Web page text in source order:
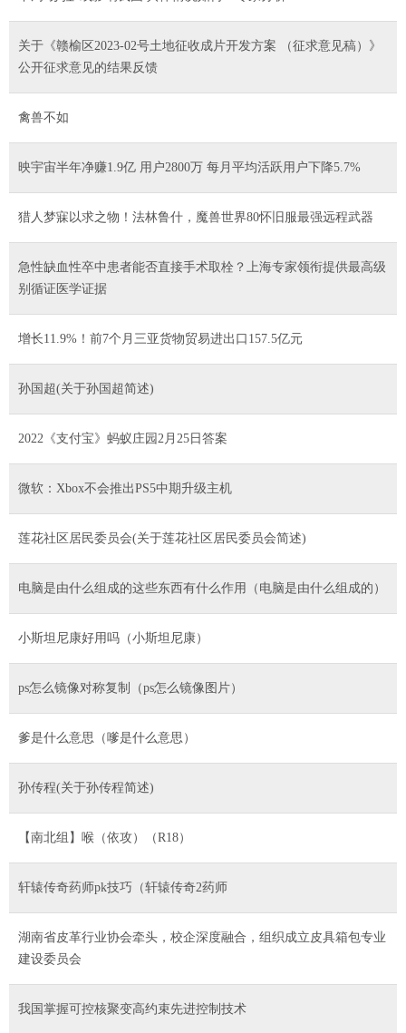
关于《赣榆区2023-02号土地征收成片开发方案 （征求意见稿）》
公开征求意见的结果反馈
禽兽不如
映宇宙半年净赚1.9亿 用户2800万 每月平均活跃用户下降5.7%
猎人梦寐以求之物！法林鲁什，魔兽世界80怀旧服最强远程武器
急性缺血性卒中患者能否直接手术取栓？上海专家领衔提供最高级
别循证医学证据
增长11.9%！前7个月三亚货物贸易进出口157.5亿元
孙国超(关于孙国超简述)
2022《支付宝》蚂蚁庄园2月25日答案
微软：Xbox不会推出PS5中期升级主机
莲花社区居民委员会(关于莲花社区居民委员会简述)
电脑是由什么组成的这些东西有什么作用（电脑是由什么组成的）
小斯坦尼康好用吗（小斯坦尼康）
ps怎么镜像对称复制（ps怎么镜像图片）
爹是什么意思（嗲是什么意思）
孙传程(关于孙传程简述)
【南北组】喉（依攻）（R18）
轩辕传奇药师pk技巧（轩辕传奇2药师
湖南省皮革行业协会牵头，校企深度融合，组织成立皮具箱包专业
建设委员会
我国掌握可控核聚变高约束先进控制技术